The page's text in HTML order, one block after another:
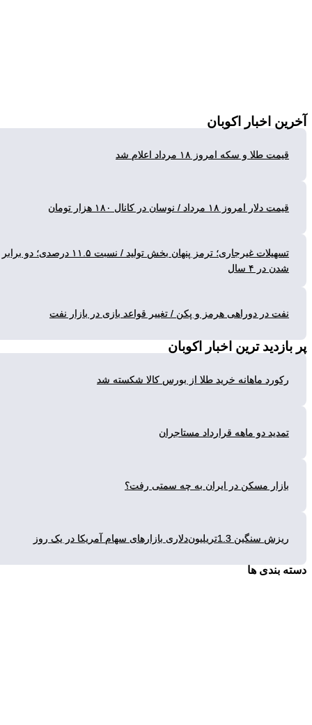
اخبار اکوبان
طلا و سکه امروز ۱۸ مرداد اعلام شد
امروز ۱۸ مرداد / نوسان در کانال ۱۸۰ هزار تومان
تسهیلات غیرجاری؛ ترمز پنهان بخش تولید / نسبت ۱۱.۵ درصدی؛ دو برابر
در ۴ سال
در دوراهی هرمز و پکن / تغییر قواعد بازی در بازار نفت
تریناخبار اکوبان
ماهانه خرید طلا از بورس کالا شکسته شد
دو ماهه قرارداد مستاجران
مسکن در ایران به چه سمتی رفت؟
1.3تریلیون‌دلاری بازارهای سهام آمریکا در یک روز
ها